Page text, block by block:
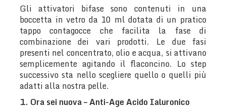
Gli attivatori bifase sono contenuti in una
boccetta in vetro da 10 ml dotata di un pratico
tappo contagocce che facilita la fase di
combinazione dei vari prodotti. Le due fasi
presenti nel concentrato, olio e acqua, si attivano
semplicemente agitando il flaconcino. Lo step
successivo sta nello scegliere quello o quelli più
adatti alla nostra pelle.
1. Ora sei nuova – Anti-Age Acido Ialuronico